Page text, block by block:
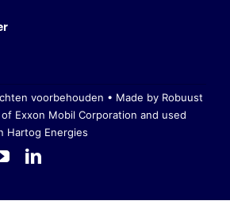
voorbehouden • Made by Robuust
Exxon Mobil Corporation and used
Hartog Energies